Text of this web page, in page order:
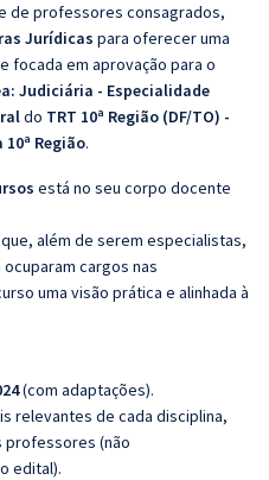
de professores consagrados,
Jurídicas para oferecer uma
focada em aprovação para o
Judiciária - Especialidade
do TRT 10ª Região (DF/TO) -
Região.
está no seu corpo docente
além de serem especialistas,
cargos nas
uma visão prática e alinhada à
(com adaptações).
relevantes de cada disciplina,
(não
edital).